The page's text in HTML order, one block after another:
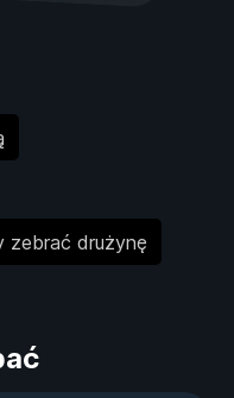
zebrać drużynę